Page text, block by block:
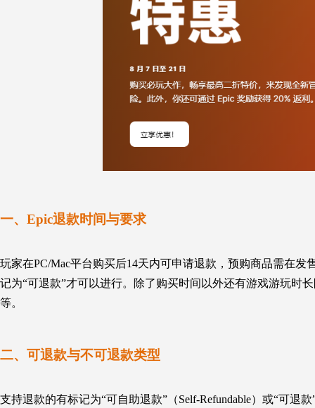
一、 Epic退款时间与要求
玩家在PC/Mac平台购买后14天内可申请退款 ， 预购商品需在发
记为“可退款”才可以进行。除了购买时间以外还有游戏游玩时
等。
二、 可退款与不可退款类型
支持退款的有标记为“可自助退款”（Self-Refundable）或“可退